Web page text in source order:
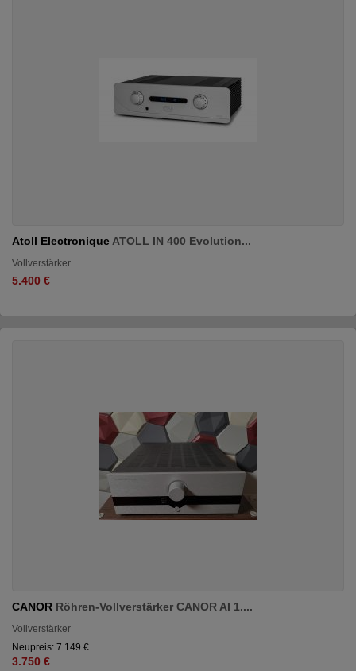
Atoll Electronique ATOLL IN 400 Evolution...
Vollverstärker
5.400 €
CANOR Röhren-Vollverstärker CANOR AI 1....
Vollverstärker
Neupreis: 7.149 €
3.750 €